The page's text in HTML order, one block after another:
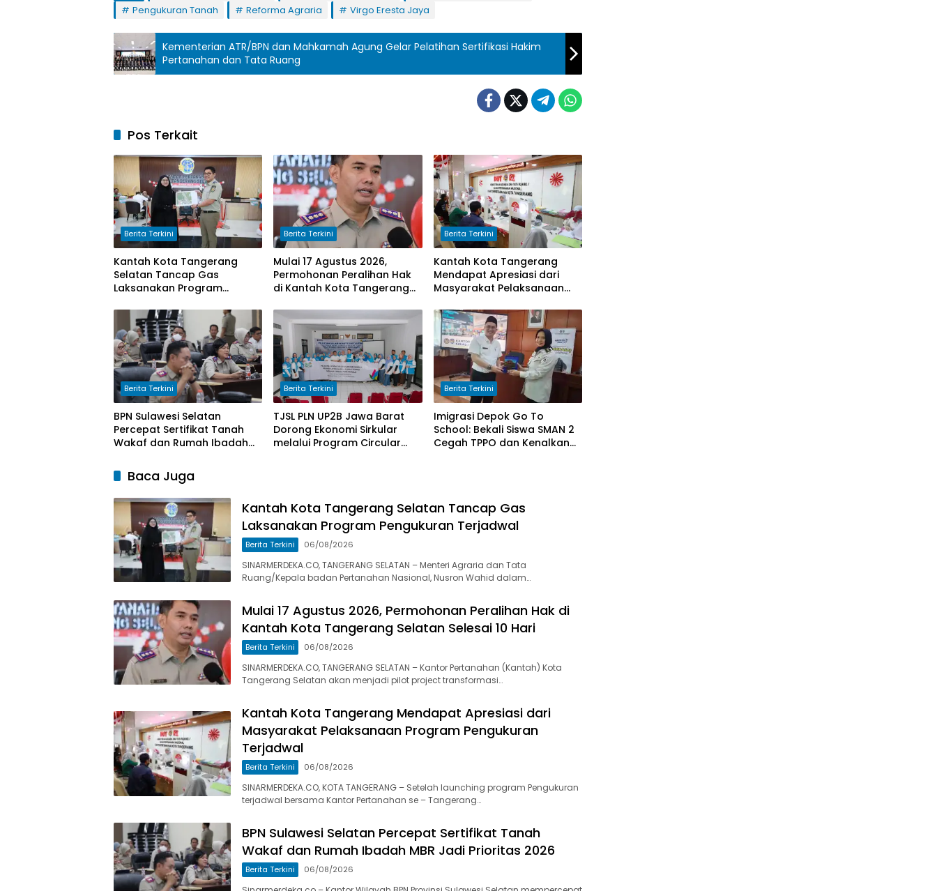
Pengukuran Tanah
Reforma Agraria Virgo Eresta Jaya
Kementerian ATR/BPN dan Mahkamah Agung Gelar Pelatihan Sertifikasi Hakim
Pertanahan dan Tata Ruang
Pos Terkait
Berita Terkini
Kantah Kota Tangerang
Selatan Tancap Gas
Laksanakan Program
Berita Terkini
Mulai 17 Agustus 2026,
Permohonan Peralihan Hak
di Kantah Kota Tangerang
Berita Terkini
Kantah Kota Tangerang
Mendapat Apresiasi dari
Masyarakat Pelaksanaan
Terjadwal
Berita Terkini
BPN Sulawesi Selatan
Percepat Sertifikat Tanah
Wakaf dan Rumah Ibadah
Berita Terkini
TJSL PLN UP2B Jawa Barat
Dorong Ekonomi Sirkular
melalui Program Circular
Berita Terkini
Imigrasi Depok Go To
School: Bekali Siswa SMAN 2
Cegah TPPO dan Kenalkan
Baca Juga
Kantah Kota Tangerang Selatan Tancap Gas
Laksanakan Program Pengukuran Terjadwal
Berita Terkini 06/08/2026
SINARMERDEKA.CO, TANGERANG SELATAN – Menteri Agraria dan Tata
Ruang/Kepala badan Pertanahan Nasional, Nusron Wahid dalam…
Mulai 17 Agustus 2026, Permohonan Peralihan Hak di
Kantah Kota Tangerang Selatan Selesai 10 Hari
Berita Terkini 06/08/2026
SINARMERDEKA.CO, TANGERANG SELATAN – Kantor Pertanahan (Kantah) Kota
Tangerang Selatan akan menjadi pilot project transformasi…
Kantah Kota Tangerang Mendapat Apresiasi dari
Masyarakat Pelaksanaan Program Pengukuran
Terjadwal
Berita Terkini 06/08/2026
SINARMERDEKA.CO, KOTA TANGERANG – Setelah launching program Pengukuran
terjadwal bersama Kantor Pertanahan se – Tangerang…
BPN Sulawesi Selatan Percepat Sertifikat Tanah
Wakaf dan Rumah Ibadah MBR Jadi Prioritas 2026
Berita Terkini 06/08/2026